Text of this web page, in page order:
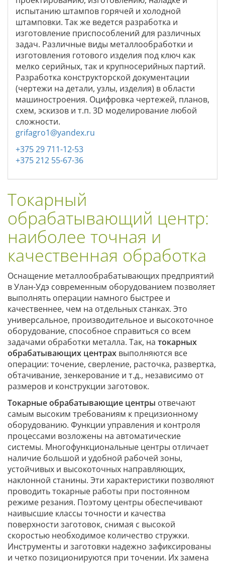
испытанию штампов горячей и холодной
штамповки. Так же ведется разработка и
изготовление приспособлений для различных
задач. Различные виды металлообработки и
изготовления готового изделия под ключ как
мелко серийных, так и крупносерийных партий.
Разработка конструкторской документации
(чертежи на детали, узлы, изделия) в области
машиностроения. Оцифровка чертежей, планов,
схем, эскизов и т.п. 3D моделирование любой
сложности.
grifagro1@yandex.ru
+375 29 711-12-53
+375 212 55-67-36
Токарный
обрабатывающий центр:
наиболее точная и
качественная обработка
Оснащение металлообрабатывающих предприятий
в Улан-Удэ современным оборудованием позволяет
выполнять операции намного быстрее и
качественнее, чем на отдельных станках. Это
универсальное, производительное и высокоточное
оборудование, способное справиться со всем
задачами обработки металла. Так, на токарных
обрабатывающих центрах выполняются все
операции: точение, сверление, расточка, развертка,
обтачивание, зенкерование и т.д., независимо от
размеров и конструкции заготовок.
Токарные обрабатывающие центры отвечают
самым высоким требованиям к прецизионному
оборудованию. Функции управления и контроля
процессами возложены на автоматические
системы. Многофункциональные центры отличает
наличие большой и удобной рабочей зоны,
устойчивых и высокоточных направляющих,
наклонной станины. Эти характеристики позволяют
проводить токарные работы при постоянном
режиме резания. Поэтому центры обеспечивают
наивысшие классы точности и качества
поверхности заготовок, снимая с высокой
скоростью необходимое количество стружки.
Инструменты и заготовки надежно зафиксированы
и четко позиционируются при точении. Их замена